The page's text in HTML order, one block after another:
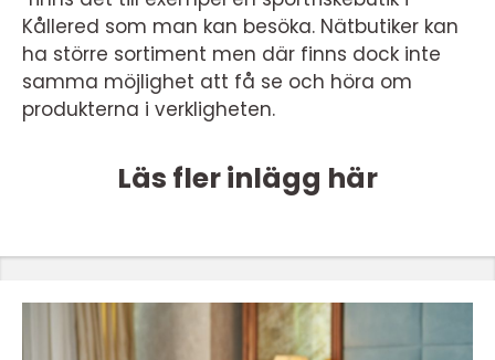
Kållered som man kan besöka. Nätbutiker kan
ha större sortiment men där finns dock inte
samma möjlighet att få se och höra om
produkterna i verkligheten.
Läs fler inlägg här